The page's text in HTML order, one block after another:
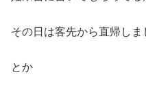
その日は客先から直帰しま
とか